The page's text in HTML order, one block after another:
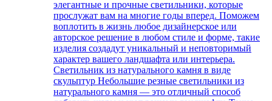
элегантные и прочные светильники, которые
прослужат вам на многие годы вперед. Поможем
воплотить в жизнь любое дизайнерское или
авторское решение в любом стиле и форме, такие
изделия создадут уникальный и неповторимый
характер вашего ландшафта или интерьера.
Светильник из натурального камня в виде
скульптур Небольшие резные светильники из
натурального камня — это отличный способ